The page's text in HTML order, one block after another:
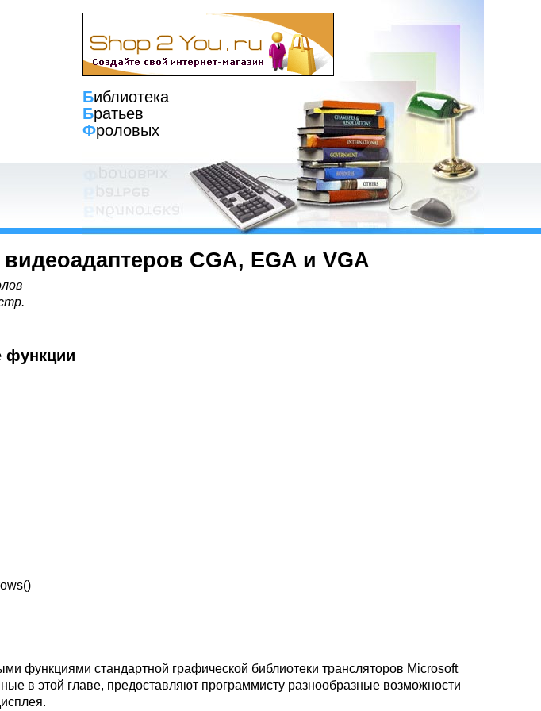
Библиотека
Братьев
Фроловых
CGA, EGA и VGA
функции
функциями стандартной графической библиотеки трансляторов Microsoft
в этой главе, предоставляют программисту разнообразные возможности